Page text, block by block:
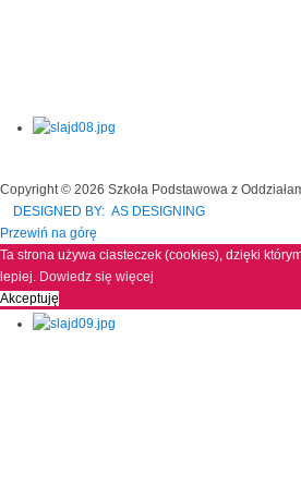
Copyright © 2026 Szkoła Podstawowa z
DESIGNED BY: AS DESIGNING
Przewiń na górę
Ta strona używa ciasteczek (cookies), dzięki
lepiej. Dowiedz się więcej
Akceptuję